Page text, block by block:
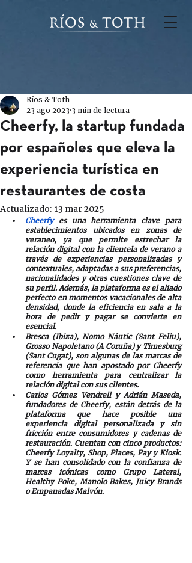
Cheerfy, la startup fundada
por españoles que eleva la
experiencia turística en
restaurantes de costa
Ríos & Toth
23 ago 2023 3 min de lectura
Actualizado: 13 mar 2025
Cheerfy es una herramienta clave para
establecimientos ubicados en zonas de
veraneo, ya que permite estrechar la
relación digital con la clientela de verano a
través de experiencias personalizadas y
contextuales, adaptadas a sus preferencias,
nacionalidades y otras cuestiones clave de
su perfil. Además, la plataforma es el aliado
perfecto en momentos vacacionales de alta
densidad, donde la eficiencia en sala a la
hora de pedir y pagar se convierte en
esencial.
Bresca (Ibiza), Nomo Náutic (Sant Feliu),
Grosso Napoletano (A Coruña) y Timesburg
(Sant Cugat), son algunas de las marcas de
referencia que han apostado por Cheerfy
como herramienta para centralizar la
relación digital con sus clientes.
Carlos Gómez Vendrell y Adrián Maseda,
fundadores de Cheerfy, están detrás de la
plataforma que hace posible una
experiencia digital personalizada y sin
fricción entre consumidores y cadenas de
restauración. Cuentan con cinco productos:
Cheerfy Loyalty, Shop, Places, Pay y Kiosk.
Y se han consolidado con la confianza de
marcas icónicas como Grupo Lateral,
Healthy Poke, Manolo Bakes, Juicy Brands
o Empanadas Malvón.